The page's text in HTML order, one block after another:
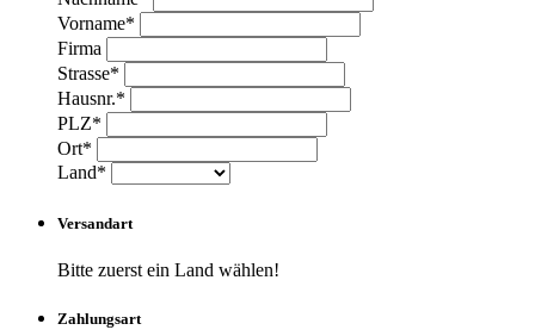
Vorname*
Firma
Strasse*
Hausnr.*
PLZ*
Ort*
Land*
Versandart
Bitte zuerst ein Land wählen!
Zahlungsart